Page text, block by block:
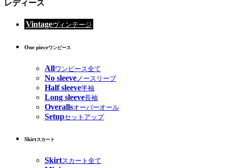
レディース
Vintageヴィンテージ
One pieceワンピース
Allワンピース全て
No sleeve ノースリーブ
Half sleeve半袖
Long sleeve長袖
Overallsオーバーオール
Setupセットアップ
Skirtスカート
Skirtスカート全て